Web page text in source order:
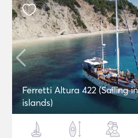
Ferretti Altura 422 (Sailing
islands)